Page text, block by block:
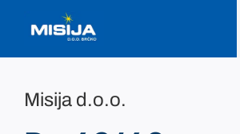
Misija d.o.o.